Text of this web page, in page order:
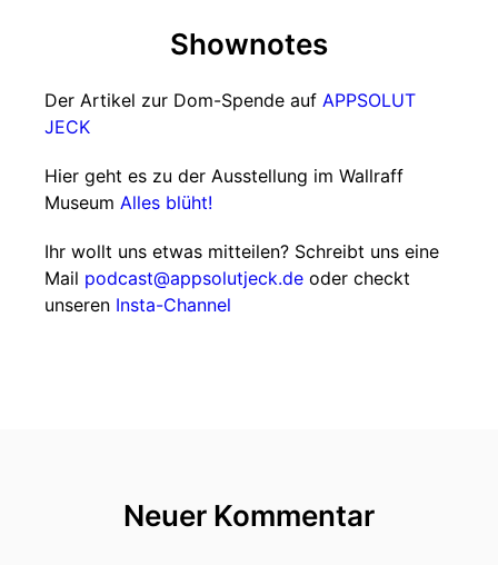
Shownotes
Der Artikel zur Dom-Spende auf APPSOLUT
JECK
Hier geht es zu der Ausstellung im Wallraff
Museum Alles blüht!
Ihr wollt uns etwas mitteilen? Schreibt uns eine
Mail podcast@appsolutjeck.de oder checkt
unseren Insta-Channel
Neuer Kommentar